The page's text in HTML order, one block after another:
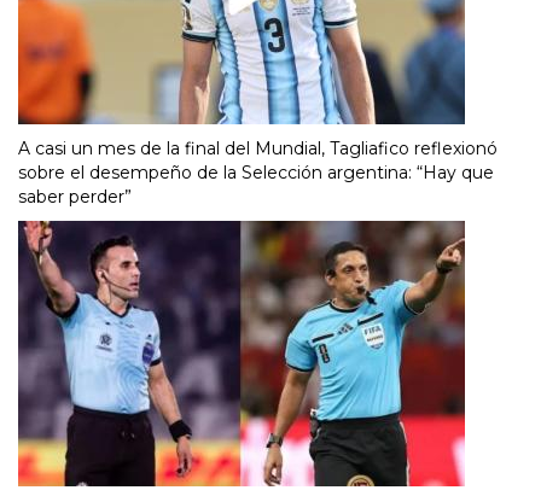
A casi un mes de la final del Mundial, Tagliafico reflexionó
sobre el desempeño de la Selección argentina: “Hay que
saber perder”